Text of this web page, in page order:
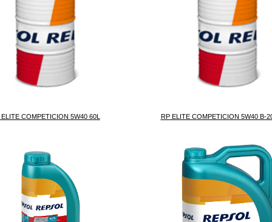
COMPETICION 5W40 60L RP ELITE COMPETICION 5W40 B-